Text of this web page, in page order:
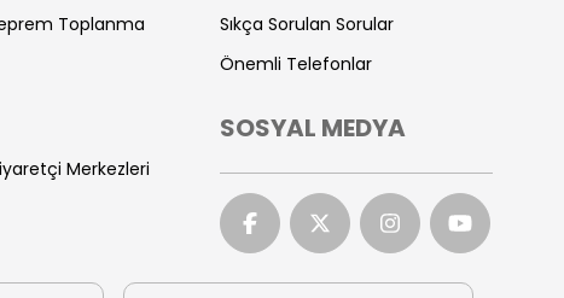
Toplanma
Merkezleri
Sıkça Sorulan Sorular
Önemli Telefonlar
SOSYAL MEDYA